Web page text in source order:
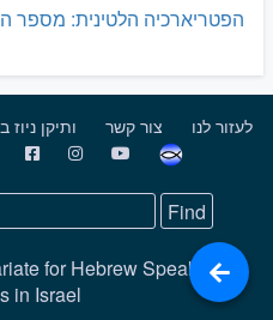
הפטריארכיה הלטינית: מספר
לעזור לנו צור קשר ותיקן
for Hebrew Speaking
in Israel